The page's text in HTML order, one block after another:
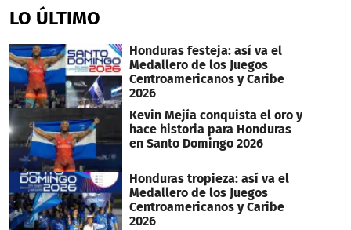
LO ÚLTIMO
Honduras festeja: así va el
Medallero de los Juegos
Centroamericanos y Caribe
2026
Kevin Mejía conquista el oro y
hace historia para Honduras
en Santo Domingo 2026
Honduras tropieza: así va el
Medallero de los Juegos
Centroamericanos y Caribe
2026